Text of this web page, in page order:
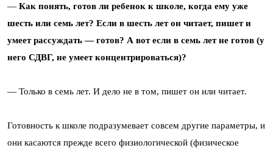
— Как понять, готов ли ребенок к школе, когда ему уже
шесть или семь лет? Если в шесть лет он читает, пишет и
умеет рассуждать — готов? А вот если в семь лет не готов (у
него СДВГ, не умеет концентрироваться)?
— Только в семь лет. И дело не в том, пишет он или читает.
Готовность к школе подразумевает совсем другие параметры, и
они касаются прежде всего физиологической (физическое